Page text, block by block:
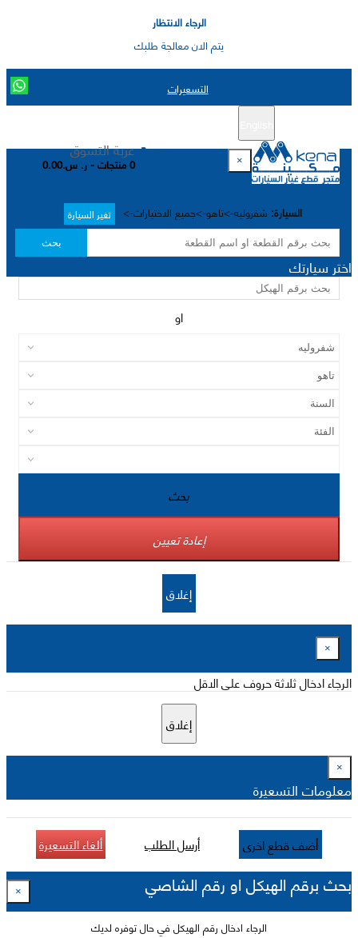
الرجاء الانتظار
يتم الان معالجة طلبك
التسعيرات
عربة التسوق
0 منتجات - ر. س.0.00
السيارة: شفروليه->تاهو->جميع الاختيارات-> تغير السيارة
بحث
×
اختر سيارتك
او
بحث
إعادة تعيين
إغلاق
×
الرجاء ادخال ثلاثة حروف على الاقل
إغلاق
×
معلومات التسعيرة
أضف قطع اخرى أرسل الطلب ألغاء التسعيرة
بحث برقم الهيكل او رقم الشاصي ×
الرجاء ادخال رقم الهيكل في حال توفره لديك